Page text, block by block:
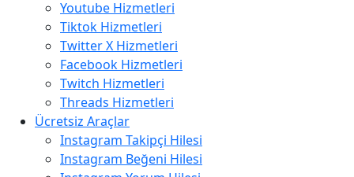
Youtube Hizmetleri
Tiktok Hizmetleri
Twitter X Hizmetleri
Facebook Hizmetleri
Twitch Hizmetleri
Threads Hizmetleri
Ücretsiz Araçlar
Instagram Takipçi Hilesi
Instagram Beğeni Hilesi